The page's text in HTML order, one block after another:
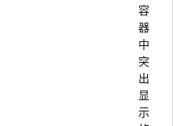
容
器
中
突
出
显
示